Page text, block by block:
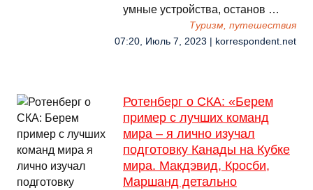
умные устройства, останов …
Туризм, путешествия
07:20, Июль 7, 2023 | korrespondent.net
Ротенберг о СКА: «Берем
пример с лучших команд
мира – я лично изучал
подготовку Канады на Кубке
мира. Макдэвид, Кросби,
Маршанд детально